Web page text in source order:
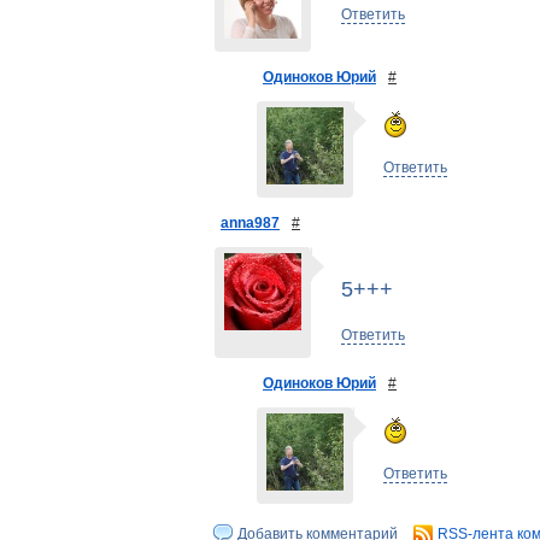
Ответить
Одиноков Юрий #
Ответить
anna987 #
5+++
Ответить
Одиноков Юрий #
Ответить
Добавить комментарий RSS-лента